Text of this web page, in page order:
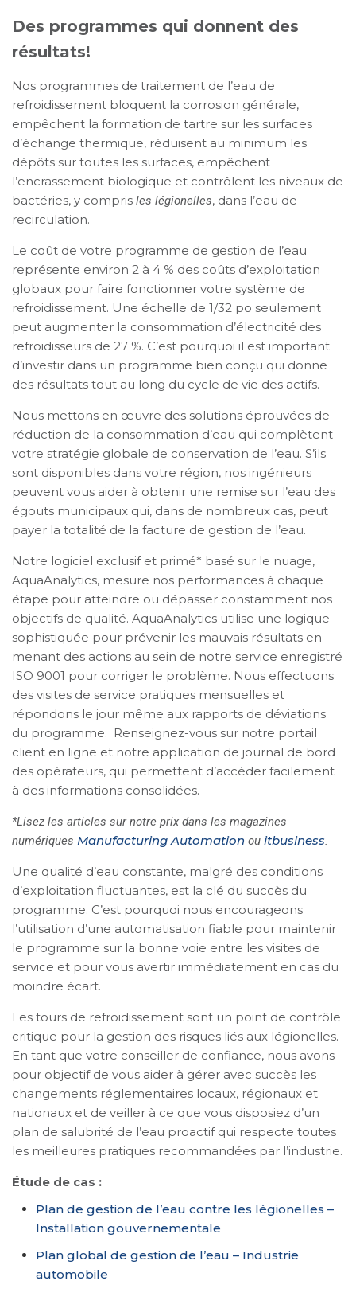
Des programmes qui donnent des
résultats!
Nos programmes de traitement de l’eau de
refroidissement bloquent la corrosion générale,
empêchent la formation de tartre sur les surfaces
d’échange thermique, réduisent au minimum les
dépôts sur toutes les surfaces, empêchent
l’encrassement biologique et contrôlent les niveaux de
bactéries, y compris les légionelles, dans l’eau de
recirculation.
Le coût de votre programme de gestion de l’eau
représente environ 2 à 4 % des coûts d’exploitation
globaux pour faire fonctionner votre système de
refroidissement. Une échelle de 1/32 po seulement
peut augmenter la consommation d’électricité des
refroidisseurs de 27 %. C’est pourquoi il est important
d’investir dans un programme bien conçu qui donne
des résultats tout au long du cycle de vie des actifs.
Nous mettons en œuvre des solutions éprouvées de
réduction de la consommation d’eau qui complètent
votre stratégie globale de conservation de l’eau. S’ils
sont disponibles dans votre région, nos ingénieurs
peuvent vous aider à obtenir une remise sur l’eau des
égouts municipaux qui, dans de nombreux cas, peut
payer la totalité de la facture de gestion de l’eau.
Notre logiciel exclusif et primé* basé sur le nuage,
AquaAnalytics, mesure nos performances à chaque
étape pour atteindre ou dépasser constamment nos
objectifs de qualité. AquaAnalytics utilise une logique
sophistiquée pour prévenir les mauvais résultats en
menant des actions au sein de notre service enregistré
ISO 9001 pour corriger le problème. Nous effectuons
des visites de service pratiques mensuelles et
répondons le jour même aux rapports de déviations
du programme. Renseignez-vous sur notre portail
client en ligne et notre application de journal de bord
des opérateurs, qui permettent d’accéder facilement
à des informations consolidées.
*Lisez les articles sur notre prix dans les magazines
numériques Manufacturing Automation ou itbusiness.
Une qualité d’eau constante, malgré des conditions
d’exploitation fluctuantes, est la clé du succès du
programme. C’est pourquoi nous encourageons
l’utilisation d’une automatisation fiable pour maintenir
le programme sur la bonne voie entre les visites de
service et pour vous avertir immédiatement en cas du
moindre écart.
Les tours de refroidissement sont un point de contrôle
critique pour la gestion des risques liés aux légionelles.
En tant que votre conseiller de confiance, nous avons
pour objectif de vous aider à gérer avec succès les
changements réglementaires locaux, régionaux et
nationaux et de veiller à ce que vous disposiez d’un
plan de salubrité de l’eau proactif qui respecte toutes
les meilleures pratiques recommandées par l’industrie.
Étude de cas :
Plan de gestion de l’eau contre les légionelles –
Installation gouvernementale
Plan global de gestion de l’eau – Industrie
automobile